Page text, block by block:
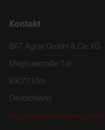
Kontakt
BAT Agrar GmbH & Co. KG
Magirusstraße 7-9
89077 Ulm
Deutschland
hug.zentrale@bat-agrar.de